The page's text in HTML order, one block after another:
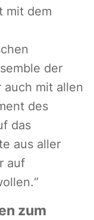
mit dem
der
auch mit allen
des
das
aus aller
auf
zum